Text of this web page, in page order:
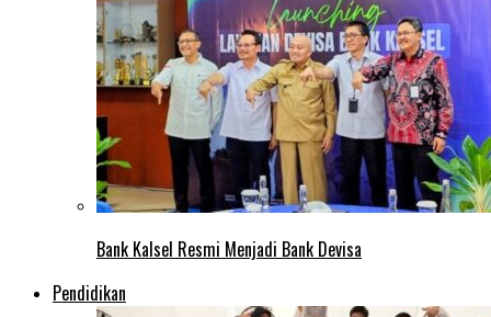
Bank Kalsel Resmi Menjadi Bank Devisa
Pendidikan